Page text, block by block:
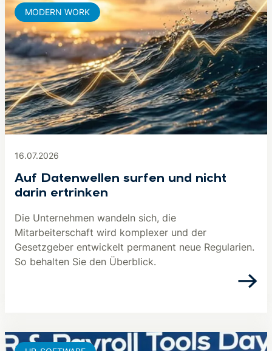
16.07.2026
Auf Datenwellen surfen und nicht
darin ertrinken
Die Unternehmen wandeln sich, die
Mitarbeiterschaft wird komplexer und der
Gesetzgeber entwickelt permanent neue Regularien.
So behalten Sie den Überblick.
MODERN WORK